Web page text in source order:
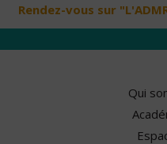
Rendez-vous sur
Qui